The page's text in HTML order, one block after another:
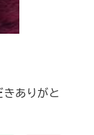
ありがと